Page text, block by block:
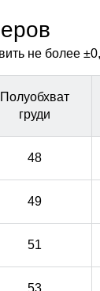
не более
Полуобхват
груди
48
49
51
53